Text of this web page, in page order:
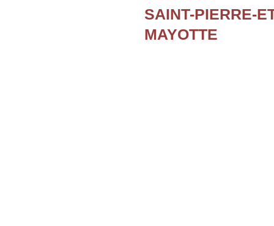
SAINT-PIERRE-
MAYOTTE